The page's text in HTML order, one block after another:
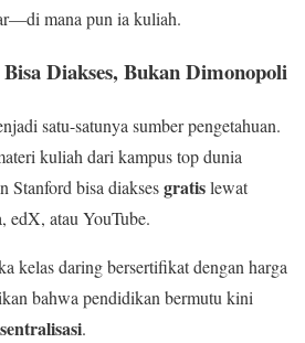
mana pun ia kuliah.
Diakses, Bukan Dimonopoli
satu-satunya sumber pengetahuan.
kuliah dari kampus top dunia
Stanford bisa diaksesgratislewat
edX, atau YouTube.
kelas daring bersertifikat dengan harga
bahwa pendidikan bermutu kini
.